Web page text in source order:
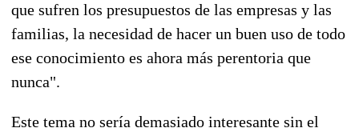
que sufren los presupuestos de las empresas y las
familias, la necesidad de hacer un buen uso de todo
ese conocimiento es ahora más perentoria que
nunca".
Este tema no sería demasiado interesante sin el